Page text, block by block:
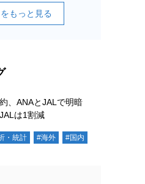
もっと見る
、ANAとJALで明暗
は1割減
・統計 #海外
#国内